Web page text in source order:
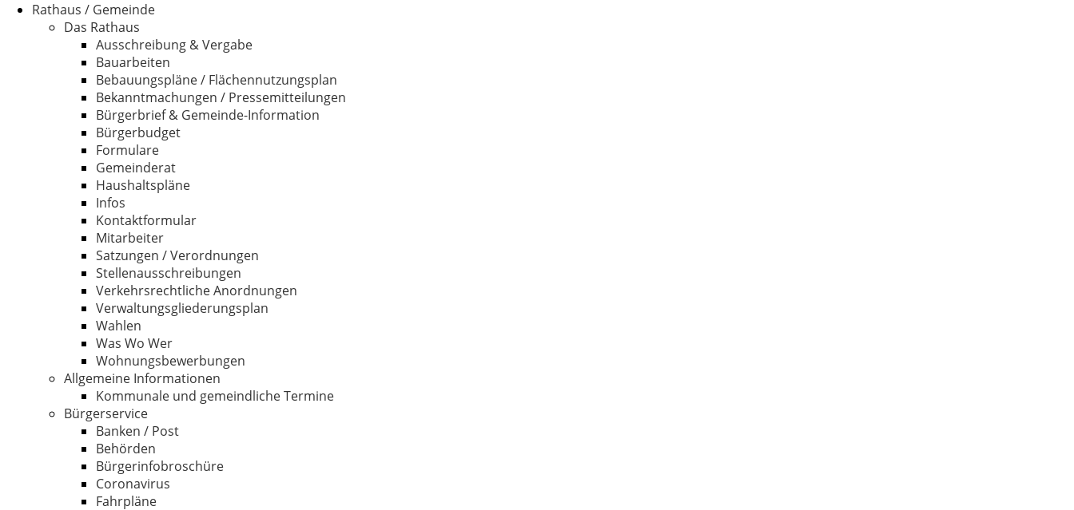
Rathaus / Gemeinde
Das Rathaus
Ausschreibung & Vergabe
Bauarbeiten
Bebauungspläne / Flächennutzungsplan
Bekanntmachungen / Pressemitteilungen
Bürgerbrief & Gemeinde-Information
Bürgerbudget
Formulare
Gemeinderat
Haushaltspläne
Infos
Kontaktformular
Mitarbeiter
Satzungen / Verordnungen
Stellenausschreibungen
Verkehrsrechtliche Anordnungen
Verwaltungsgliederungsplan
Wahlen
Was Wo Wer
Wohnungsbewerbungen
Allgemeine Informationen
Kommunale und gemeindliche Termine
Bürgerservice
Banken / Post
Behörden
Bürgerinfobroschüre
Coronavirus
Fahrpläne